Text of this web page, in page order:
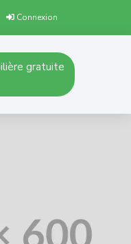
Connexion
gratuite